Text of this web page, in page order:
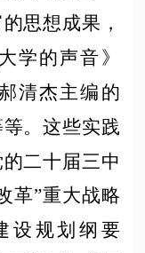
思想成果，
学的声音》
清杰主编的
等。这些实践
二十届三中
革”重大战略
设规划纲要